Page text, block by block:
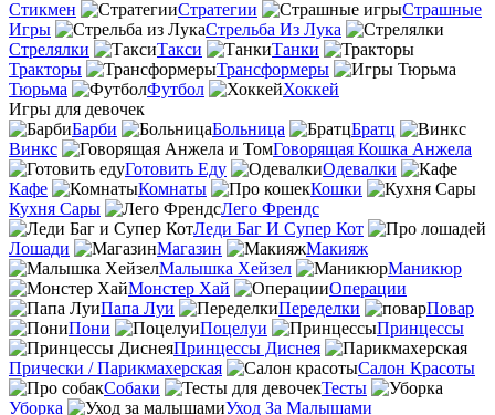
Стикмен
Стратегии
Страшные
Игры
Стрельба Из Лука
Стрелялки
Такси
Танки
Тракторы
Трансформеры
Тюрьма
Футбол
Хоккей
Игры для девочек
Барби
Больница
Братц
Винкс
Говорящая Кошка Анжела
Готовить Еду
Одевалки
Кафе
Комнаты
Кошки
Кухня Сары
Лего Френдс
Леди Баг И Супер Кот
Лошади
Магазин
Макияж
Малышка Хейзел
Маникюр
Монстер Хай
Операции
Папа Луи
Переделки
Повар
Пони
Поцелуи
Принцессы
Принцессы Диснея
Прически / Парикмахерская
Салон Красоты
Собаки
Тесты
Уборка
Уход За Малышами